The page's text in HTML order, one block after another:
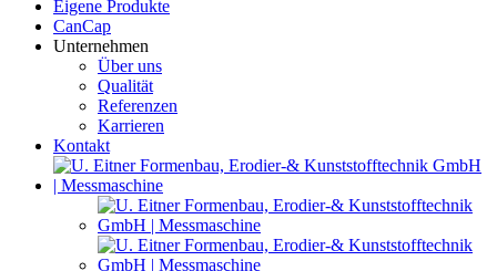
Eigene Produkte
CanCap
Unternehmen
Über uns
Qualität
Referenzen
Karrieren
Kontakt